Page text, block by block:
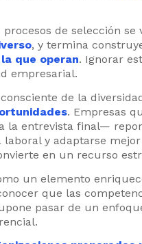
de selección se
, y termina
que operan. Ignorar
empresarial.
de la
. Empresas
la entrevista final—
y adaptarse
en un recurso
un elemento
que las
pasar de un